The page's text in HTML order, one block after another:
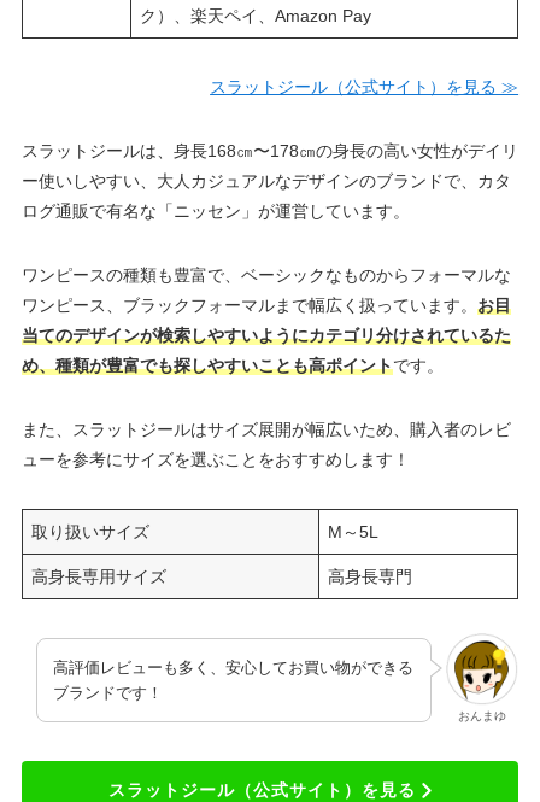
ク）、楽天ペイ、Amazon Pay
スラットジール（公式サイト）を見る ≫
スラットジールは、身長168㎝〜178㎝の身長の高い女性がデイリ
ー使いしやすい、大人カジュアルなデザインのブランドで、カタ
ログ通販で有名な「ニッセン」が運営しています。
ワンピースの種類も豊富で、ベーシックなものからフォーマルな
ワンピース、ブラックフォーマルまで幅広く扱っています。 お目
当てのデザインが検索しやすいようにカテゴリ分けされているた
め、種類が豊富でも探しやすいことも高ポイントです。
また、スラットジールはサイズ展開が幅広いため、購入者のレビ
ューを参考にサイズを選ぶことをおすすめします！
取り扱いサイズ M～5L
高身長専用サイズ 高身長専門
おんまゆ
高評価レビューも多く、安心してお買い物ができる
ブランドです！
スラットジール（公式サイト）を見る